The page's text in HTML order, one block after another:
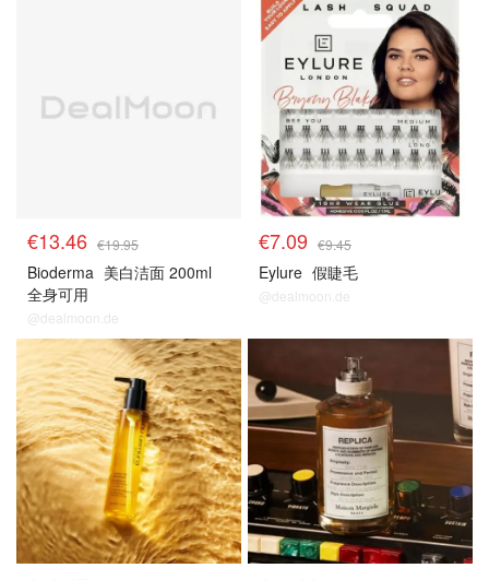
€13.46 €19.95
Bioderma 美白洁面 200ml
全身可用
@dealmoon.de
€7.09 €9.45
Eylure 假睫毛
@dealmoon.de